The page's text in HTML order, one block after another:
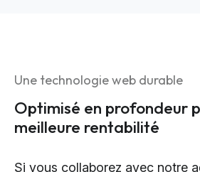
Une technologie web durable
Optimisé en profondeur
meilleure rentabilité
Si vous collaborez avec notre